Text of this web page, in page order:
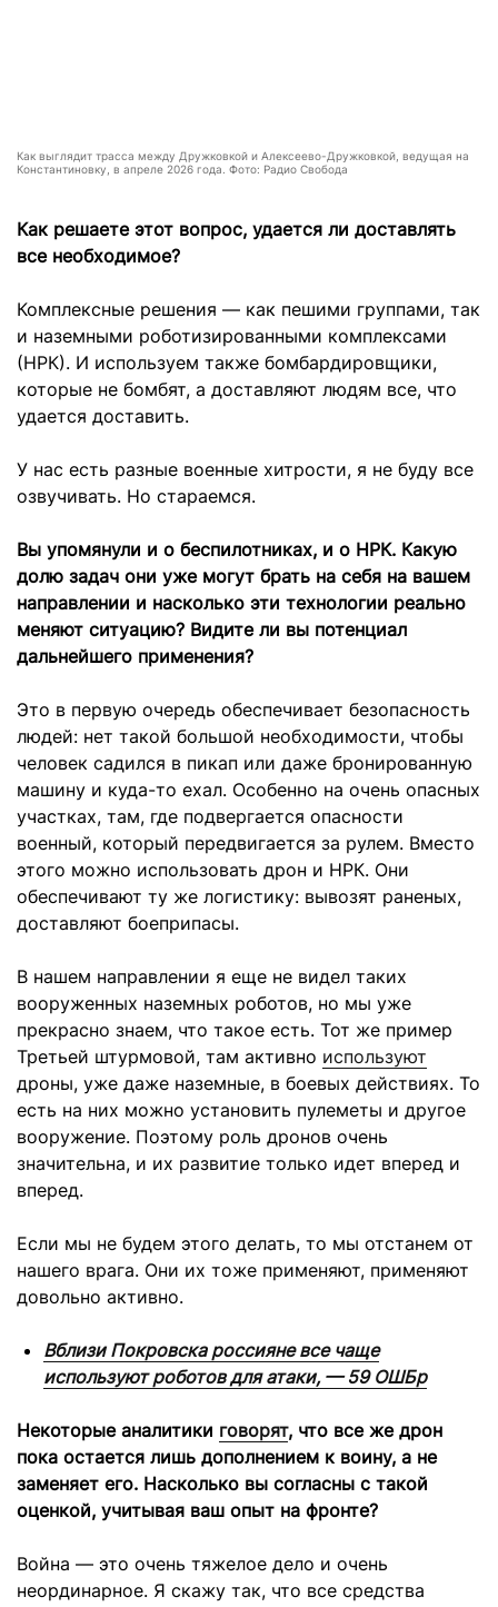
Как выглядит трасса между Дружковкой и Алексеево-Дружковкой, ведущая на
Константиновку, в апреле 2026 года. Фото: Радио Свобода
Как решаете этот вопрос, удается ли доставлять
все необходимое?
Комплексные решения — как пешими группами, так
и наземными роботизированными комплексами
(НРК). И используем также бомбардировщики,
которые не бомбят, а доставляют людям все, что
удается доставить.
У нас есть разные военные хитрости, я не буду все
озвучивать. Но стараемся.
Вы упомянули и о беспилотниках, и о НРК. Какую
долю задач они уже могут брать на себя на вашем
направлении и насколько эти технологии реально
меняют ситуацию? Видите ли вы потенциал
дальнейшего применения?
Это в первую очередь обеспечивает безопасность
людей: нет такой большой необходимости, чтобы
человек садился в пикап или даже бронированную
машину и куда-то ехал. Особенно на очень опасных
участках, там, где подвергается опасности
военный, который передвигается за рулем. Вместо
этого можно использовать дрон и НРК. Они
обеспечивают ту же логистику: вывозят раненых,
доставляют боеприпасы.
В нашем направлении я еще не видел таких
вооруженных наземных роботов, но мы уже
прекрасно знаем, что такое есть. Тот же пример
Третьей штурмовой, там активно используют
дроны, уже даже наземные, в боевых действиях. То
есть на них можно установить пулеметы и другое
вооружение. Поэтому роль дронов очень
значительна, и их развитие только идет вперед и
вперед.
Если мы не будем этого делать, то мы отстанем от
нашего врага. Они их тоже применяют, применяют
довольно активно.
Вблизи Покровска россияне все чаще
используют роботов для атаки, — 59 ОШБр
Некоторые аналитики говорят, что все же дрон
пока остается лишь дополнением к воину, а не
заменяет его. Насколько вы согласны с такой
оценкой, учитывая ваш опыт на фронте?
Война — это очень тяжелое дело и очень
неординарное. Я скажу так, что все средства